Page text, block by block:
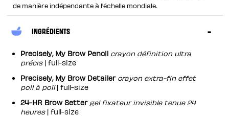
de manière indépendante à l'échelle mondiale.
INGRÉDIENTS
Precisely, My Brow Pencil crayon définition ultra
précis| full-size
Precisely, My Brow Detailercrayon extra-fin effet
poil à poil| full-size
24-HR Brow Setter gel fixateur invisible tenue 24
heures| full-size